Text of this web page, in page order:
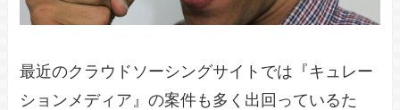
最近のクラウドソーシングサイトでは『キュレー
ションメディア』の案件も多く出回っているた